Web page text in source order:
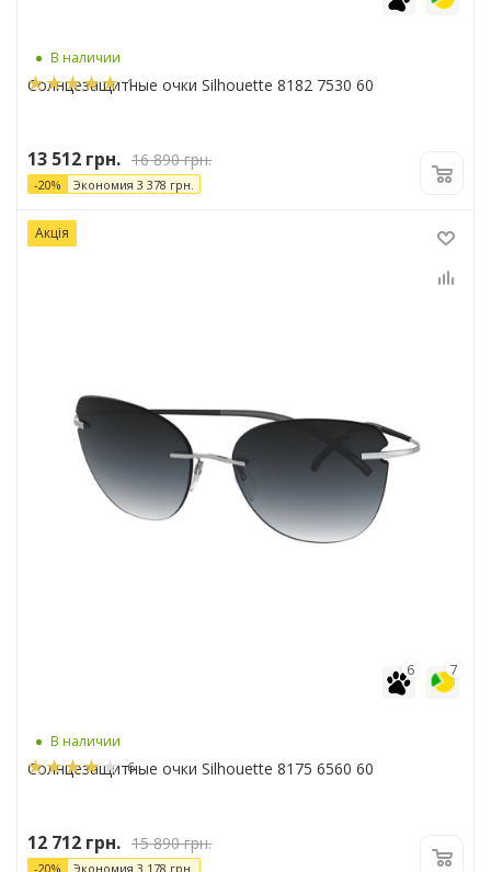
В наличии
1
Солнцезащитные очки Silhouette 8182 7530 60
13 512 грн. 16 890грн.
-20% Экономия 3 378 грн.
Акція
7
6
В наличии
6
Солнцезащитные очки Silhouette 8175 6560 60
12 712 грн. 15 890грн.
-20% Экономия 3 178 грн.